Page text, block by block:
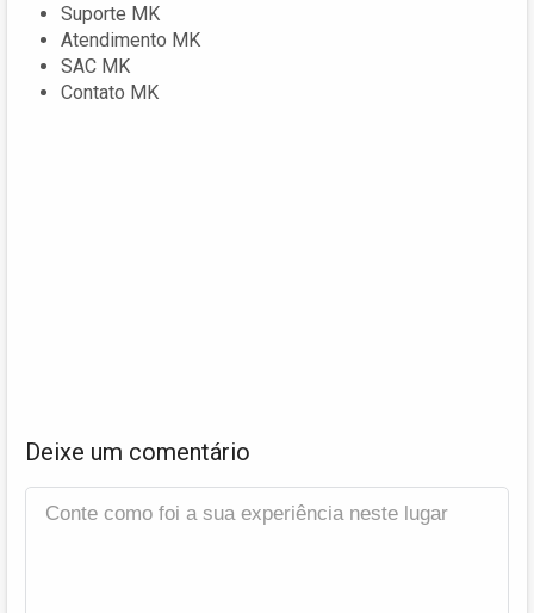
Suporte MK
Atendimento MK
SAC MK
Contato MK
Deixe um comentário